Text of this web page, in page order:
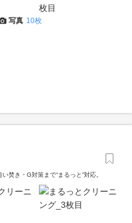
写真 10枚
焚き・G対策まで“まるっと”対応。